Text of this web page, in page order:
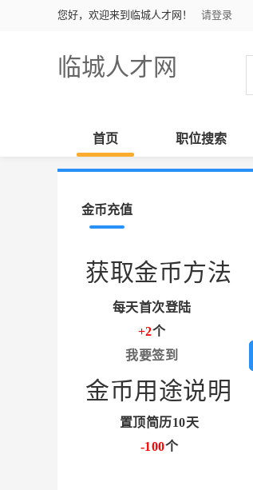
您好，欢迎来到临城人才网！ 请登录
临城人才网
首页 职位搜索
金币充值
获取金币方法
每天首次登陆
+2个
我要签到
金币用途说明
置顶简历10天
-100个